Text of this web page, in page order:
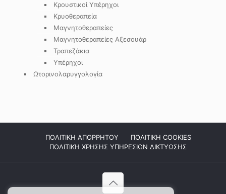
Κρουστικοί Υπέρηχοι
Κρυοθεραπεία
Μαγνητοθεραπείες
Μαγνητοθεραπείες Αξεσουάρ
Τραπεζάκια
Υπέρηχοι
Ωτορινολαρυγγολογία
ΠΟΛΙΤΙΚΗ ΑΠΟΡΡΗΤΟΥ
ΠΟΛΙΤΙΚΗ COOKIES
ΠΟΛΙΤΙΚΗ ΧΡΗΣΗΣ ΥΠΗΡΕΣΙΩΝ ΔΙΚΤΥΩΣΗΣ